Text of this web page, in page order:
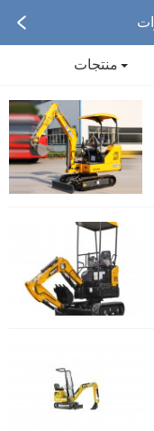
منتجات